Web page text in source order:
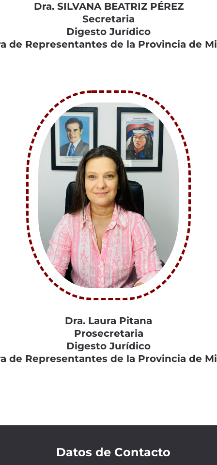
Dra. SILVANA BEATRIZ PÉREZ
Secretaria
Digesto Jurídico
de Representantes de la Provincia de
Dra. Laura Pitana
Prosecretaria
Digesto Jurídico
de Representantes de la Provincia de
Datos de Contacto